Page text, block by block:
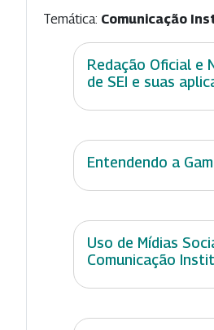
Temática: Comunicação
Redação Oficial e
de SEI e suas
Entendendo a
Uso de Mídias
Comunicação